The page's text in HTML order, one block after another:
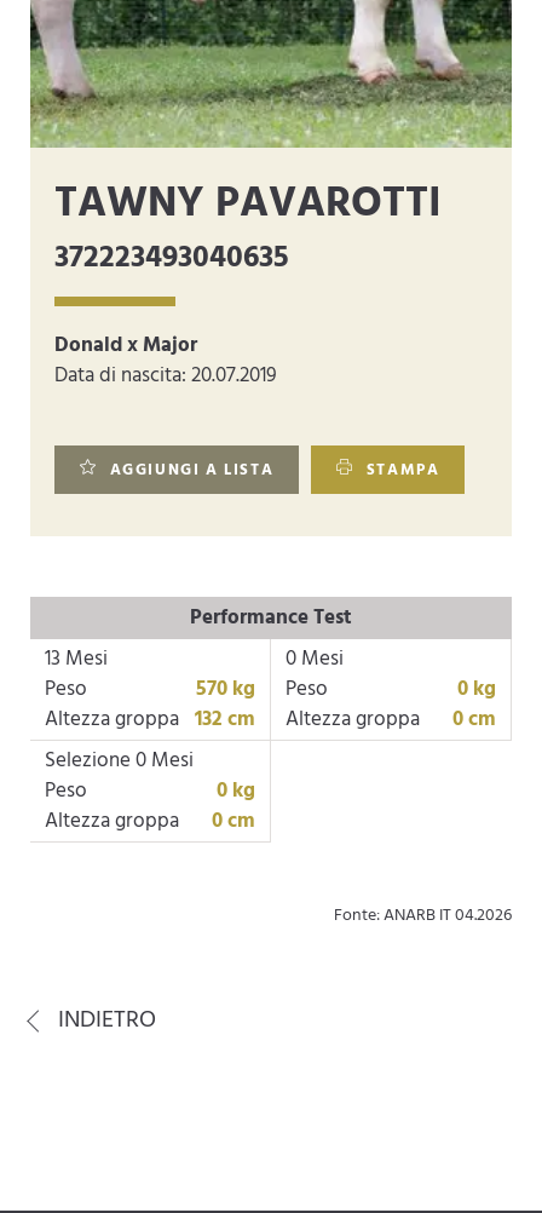
TAWNY PAVAROTTI
372223493040635
Donald x Major
Data di nascita: 20.07.2019
AGGIUNGI A LISTA STAMPA
Performance Test
13 Mesi
Peso
570 kg
Altezza groppa 132 cm
0 Mesi
Peso
0 kg
Altezza groppa
0 cm
Selezione 0 Mesi
Peso
0 kg
Altezza groppa
0 cm
Fonte: ANARB IT 04.2026
INDIETRO